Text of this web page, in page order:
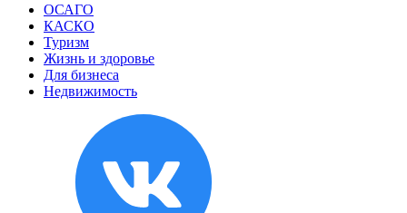
ОСАГО
КАСКО
Туризм
Жизнь и здоровье
Для бизнеса
Недвижимость